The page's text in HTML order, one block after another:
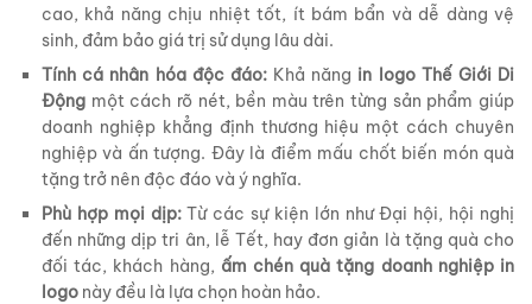
cao, khả năng chịu nhiệt tốt, ít bám bẩn và dễ dàng vệ
sinh, đảm bảo giá trị sử dụng lâu dài.
Tính cá nhân hóa độc đáo:Khả năng in logo Thế Giới Di
Động một cách rõ nét, bền màu trên từng sản phẩm giúp
doanh nghiệp khẳng định thương hiệu một cách chuyên
nghiệp và ấn tượng. Đây là điểm mấu chốt biến món quà
tặng trở nên độc đáo và ý nghĩa.
Phù hợp mọi dịp:Từ các sự kiện lớn như Đại hội, hội nghị
đến những dịp tri ân, lễ Tết, hay đơn giản là tặng quà cho
đối tác, khách hàng, ấm chén quà tặng doanh nghiệp in
logo này đều là lựa chọn hoàn hảo.